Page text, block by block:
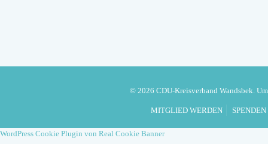
© 2026 CDU-Kreisverband Wandsbek.
MITGLIED WERDEN SPENDEN
WordPress Cookie Plugin von Real Cookie Banner